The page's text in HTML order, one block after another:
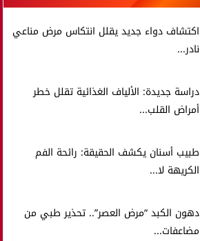
اكتشاف دواء جديد يقلل انتكاس مرض مناعي
نادر...
دراسة جديدة: الألياف الغذائية تقلل خطر
أمراض القلب...
طبيب أسنان يكشف الحقيقة: رائحة الفم
الكريهة لا...
دهون الكبد “مرض العصر”.. تحذير طبي من
مضاعفات...